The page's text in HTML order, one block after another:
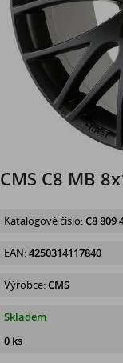
CMS C8 MB
Katalogové číslo:C8 809
EAN:4250314117840
Výrobce:CMS
Skladem
0 ks